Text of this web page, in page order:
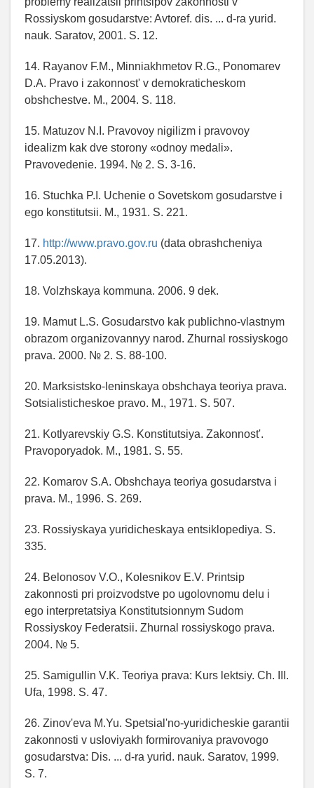
Rossiyskom gosudarstve: Avtoref. dis. ... d-ra yurid.
nauk. Saratov, 2001. S. 12.
14. Rayanov F.M., Minniakhmetov R.G., Ponomarev
D.A. Pravo i zakonnost' v demokraticheskom
obshchestve. M., 2004. S. 118.
15. Matuzov N.I. Pravovoy nigilizm i pravovoy
idealizm kak dve storony «odnoy medali».
Pravovedenie. 1994. № 2. S. 3-16.
16. Stuchka P.I. Uchenie o Sovetskom gosudarstve i
ego konstitutsii. M., 1931. S. 221.
17. http://www.pravo.gov.ru (data obrashcheniya
17.05.2013).
18. Volzhskaya kommuna. 2006. 9 dek.
19. Mamut L.S. Gosudarstvo kak publichno-vlastnym
obrazom organizovannyy narod. Zhurnal rossiyskogo
prava. 2000. № 2. S. 88-100.
20. Marksistsko-leninskaya obshchaya teoriya prava.
Sotsialisticheskoe pravo. M., 1971. S. 507.
21. Kotlyarevskiy G.S. Konstitutsiya. Zakonnost'.
Pravoporyadok. M., 1981. S. 55.
22. Komarov S.A. Obshchaya teoriya gosudarstva i
prava. M., 1996. S. 269.
23. Rossiyskaya yuridicheskaya entsiklopediya. S.
335.
24. Belonosov V.O., Kolesnikov E.V. Printsip
zakonnosti pri proizvodstve po ugolovnomu delu i
ego interpretatsiya Konstitutsionnym Sudom
Rossiyskoy Federatsii. Zhurnal rossiyskogo prava.
2004. № 5.
25. Samigullin V.K. Teoriya prava: Kurs lektsiy. Ch. III.
Ufa, 1998. S. 47.
26. Zinov'eva M.Yu. Spetsial'no-yuridicheskie garantii
zakonnosti v usloviyakh formirovaniya pravovogo
gosudarstva: Dis. ... d-ra yurid. nauk. Saratov, 1999.
S. 7.